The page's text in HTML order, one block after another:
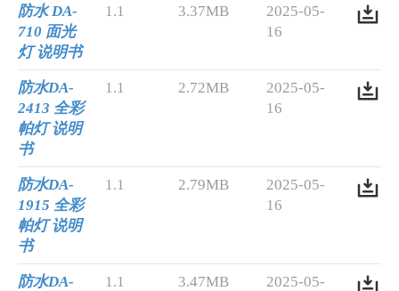
防水 DA-
710 面光
灯 说明书
1.1 3.37MB
2025-05-
16
防水DA-
2413 全彩
帕灯 说明
书
1.1 2.72MB
2025-05-
16
防水DA-
1915 全彩
帕灯 说明
书
1.1 2.79MB
2025-05-
16
防水DA-
1.1 3.47MB
2025-05-